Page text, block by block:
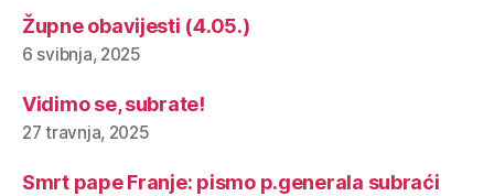
Župne obavijesti (4.05.)
6 svibnja, 2025
Vidimo se, subrate!
27 travnja, 2025
Smrt pape Franje: pismo p.generala subraći